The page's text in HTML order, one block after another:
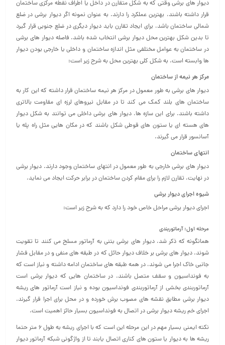
دیوار های برشی وقتی که به شکل متقارن در داخل یا اطراف نقطه مرکزی ساختمان
قرار داشته باشند، بهترین عملکرد را دارند. به عنوان نمونه اگر دیوار برشی در ضلع
شمالی ساختمان باشد، برای ایجاد تقارن باید دیوار دیگری در ضلع جنوبی قرار گیرد
تا بدین شکل بهترین محل دیوار برشی انتخاب شده باشد. فاصله دیوار های برشی
در ساختمان به عوامل مختلفی مثل اندازه ساختمان و داخلی یا خارجی بودن دیوار
ها وابسته است. به شکل کلی بهترین محل به شرح زیر است:
مرکز هر نیمه از ساختمان
دیوار های برشی به طور معمول در مرکز هر نیمه ساختمان قرار داشته که این کار به
ساختمان های بلند کمک می کند تا در مقابل نیروهای لرزه ای مقاومت بالاتری
داشته باشند. برای این سازه ها، دیوار های برشی داخلی می توانند به شکل دیوار
های هسته ای یا ستون های قوطی شکل باشند که در مکان هایی مثل راه پله یا
آسانسور قرار می گیرند.
انتهای ساختمان
دیوار های برشی خارجی به طور معمول در انتهای ساختمان وجود دارند. دیوار برشی
در نهایت، تقارن لازم را برای مقام کردن ساختمان در برابر حرکت ایجاد می نماید.
شیوه اجرای دیوار برشی
اجرای دیوار برشی مراحل خاص خود را دارد که به شرح زیر است:
مرحله اول: آرماتوربندی
همانگونه که ذکر شد، دیوار های برشی بتنی به آرماتور مسلح می کنند تا تقویت
شوند. دیوار های برشی بر خلاف دیوار حائل که در طبقه های منفی و در مقابل فشار
جانبی خاک اجرا می شوند، در همه طبقه های ساختمان ادامه داشته و نیاز است که
به فونداسیون و سقف متصل باشند. در ساختمان هایی که دیوار برشی است
آرماتوربندی بخشی از آرماتوربندی فونداسیون بوده و نیاز است آرماتور های ریشه
دیوار برشی مطابق نقشه های مصوب برش خورده و در محل برای اجرا قرار گیرند.
اجرای خم ریشه دیوار برشی در اتصال به فونداسیون بسیار حائز اهمیت است.
نکته ایمنی بسیار مهم در این مرحله این است که با اجرای ریشه به طول ۶ متر حتما
ریشه ها به دیوار یا ستون های کناری اتصال یابند تا از واژگونی شبکه آرماتور دیوار